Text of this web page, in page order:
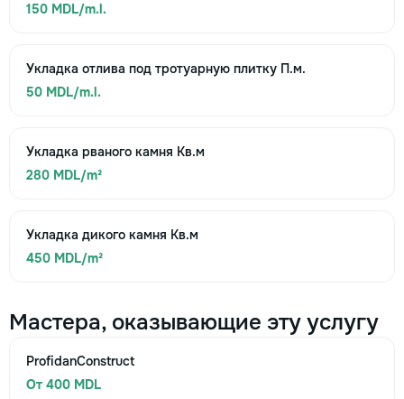
150 MDL/m.l.
Укладка отлива под тротуарную плитку П.м.
50 MDL/m.l.
Укладка рваного камня Кв.м
280 MDL/m²
Укладка дикого камня Кв.м
450 MDL/m²
Мастера, оказывающие эту услугу
ProfidanConstruct
От 400 MDL